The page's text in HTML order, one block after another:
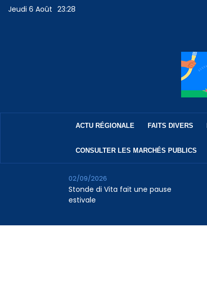
Jeudi 6 Août 23:28
ACTU RÉGIONALE FAITS DIVERS
CONSULTER LES MARCHÉS PUBLICS
Stonde di Vita fait une pause
estivale
02/09/2026